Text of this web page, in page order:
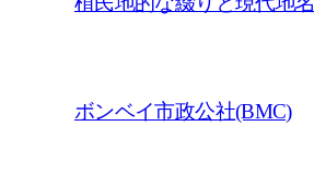
ボンベイ市政公社(BMC)